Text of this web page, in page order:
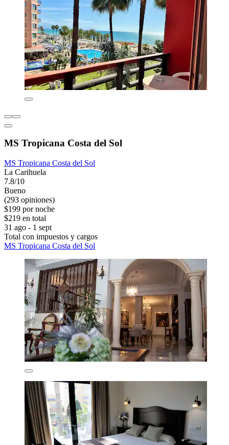
MS Tropicana Costa del Sol
MS Tropicana Costa del Sol
La Carihuela
7.8/10
Bueno
(293 opiniones)
$199 por noche
$219 en total
31 ago - 1 sept
Total con impuestos y cargos
MS Tropicana Costa del Sol